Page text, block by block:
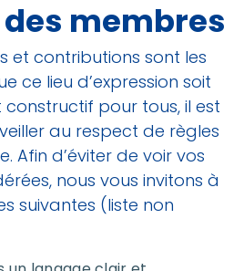
membres
et contributions sont les
ce lieu d’expression soit
constructif pour tous, il est
au respect de règles
Afin d’éviter de voir vos
nous vous invitons à
suivantes (liste non